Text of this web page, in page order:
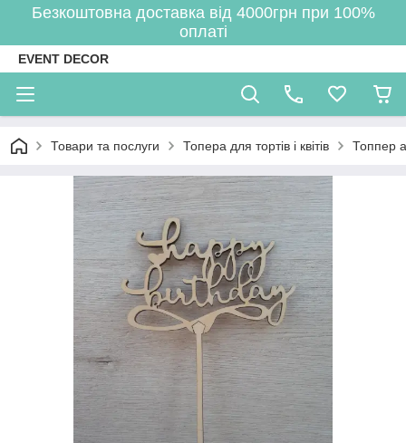
Безкоштовна доставка від 4000грн при 100%
оплаті
EVENT DECOR
Товари та послуги Топера для тортів і квітів Топпер